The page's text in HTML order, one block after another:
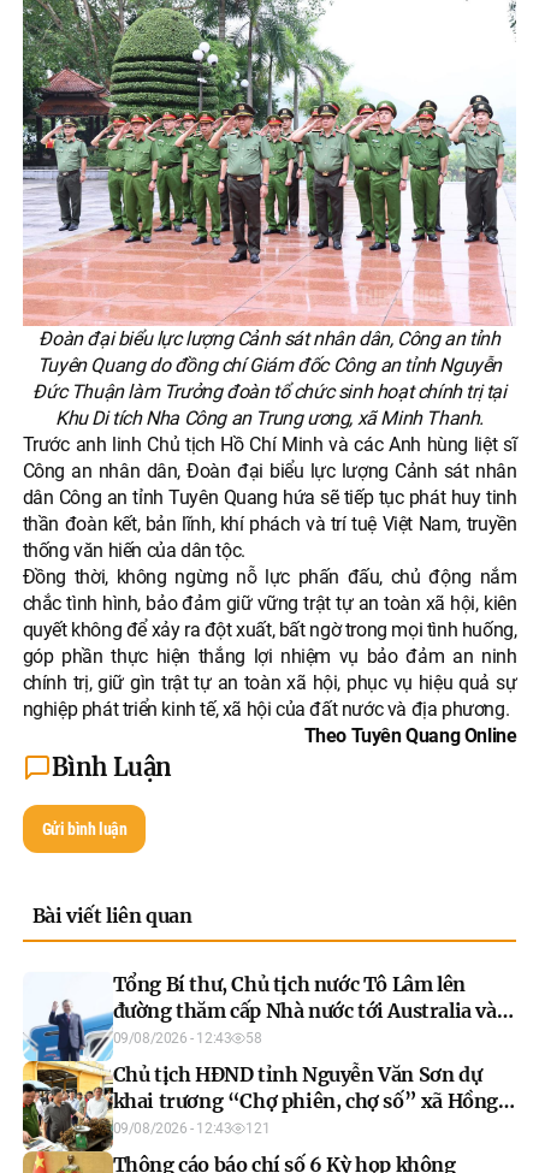
Đoàn đại biểu lực lượng Cảnh sát nhân dân, Công an tỉnh
Tuyên Quang do đồng chí Giám đốc Công an tỉnh Nguyễn
Đức Thuận làm Trưởng đoàn tổ chức sinh hoạt chính trị tại
Khu Di tích Nha Công an Trung ương, xã Minh Thanh.
Trước anh linh Chủ tịch Hồ Chí Minh và các Anh hùng liệt sĩ
Công an nhân dân, Đoàn đại biểu lực lượng Cảnh sát nhân
dân Công an tỉnh Tuyên Quang hứa sẽ tiếp tục phát huy tinh
thần đoàn kết, bản lĩnh, khí phách và trí tuệ Việt Nam, truyền
thống văn hiến của dân tộc.
Đồng thời, không ngừng nỗ lực phấn đấu, chủ động nắm
chắc tình hình, bảo đảm giữ vững trật tự an toàn xã hội, kiên
quyết không để xảy ra đột xuất, bất ngờ trong mọi tình huống,
góp phần thực hiện thắng lợi nhiệm vụ bảo đảm an ninh
chính trị, giữ gìn trật tự an toàn xã hội, phục vụ hiệu quả sự
nghiệp phát triển kinh tế, xã hội của đất nước và địa phương.
Theo Tuyên Quang Online
Bình Luận
Gửi bình luận
Bài viết liên quan
Tổng Bí thư, Chủ tịch nước Tô Lâm lên
đường thăm cấp Nhà nước tới Australia và
New Zealand
09/08/2026 - 12:43 58
Chủ tịch HĐND tỉnh Nguyễn Văn Sơn dự
khai trương “Chợ phiên, chợ số” xã Hồng
Thái
09/08/2026 - 12:43 121
Thông cáo báo chí số 6 Kỳ họp không